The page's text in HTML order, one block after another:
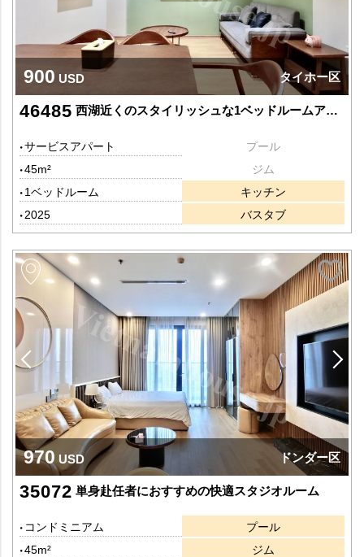
900 USD タイホー区
46485 西湖近くのスタイリッシュな1ベッドルームアパートメント
サービスアパート
45m²
1ベッドルーム
2025
プール
ジム
キッチン
バスタブ
970 USD ドンダー区
35072 単身赴任者におすすめの快適スタジオルーム
コンドミニアム
45m²
プール
ジム